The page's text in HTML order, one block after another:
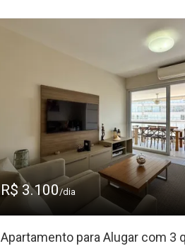
R$ 3.100/dia
Apartamento para Alugar com 3